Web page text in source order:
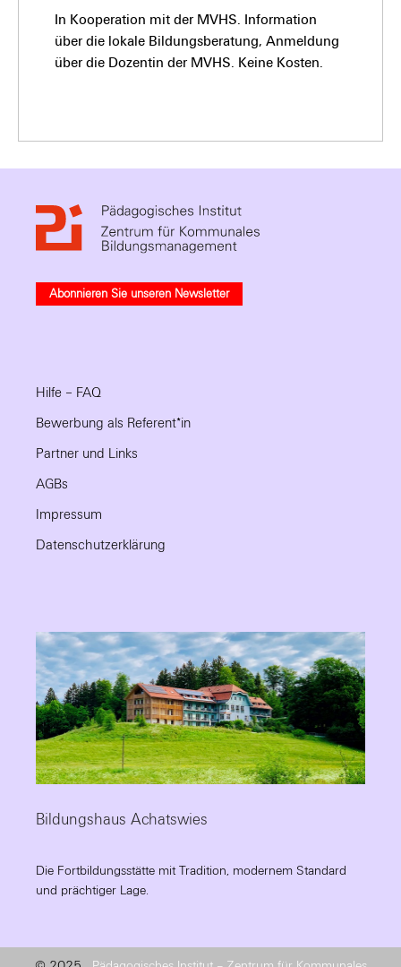
In Kooperation mit der MVHS. Information
über die lokale Bildungsberatung, Anmeldung
über die Dozentin der MVHS. Keine Kosten.
Abonnieren Sie unseren Newsletter
Hilfe – FAQ
Bewerbung als Referent*in
Partner und Links
AGBs
Impressum
Datenschutzerklärung
Bildungshaus Achatswies
Die Fortbildungsstätte mit Tradition, modernem Standard
und prächtiger Lage.